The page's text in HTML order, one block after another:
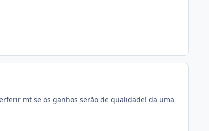
mt se os ganhos serão de qualidade! da uma